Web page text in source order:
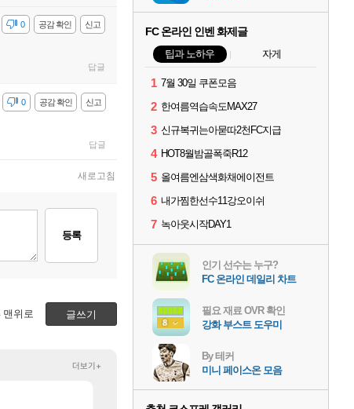
신고
공감 확인
0
답글
신고
공감 확인
0
답글
새로고침
등록
글쓰기
맨위로
더보기+
FC 온라인 인벤 화제글
팁과 노하우 자게
1 7월 30일 쿠폰모음
2 한여름역습속도MAX27
3 신규복귀는아묻따2천FC지급
4 HOT8월밤골폭죽R12
5 올여름엔삼색화채에이전트
6 내가찜한선수11강오이쉬
7 녹아웃시작DAY1
인기 선수는 누구?
FC 온라인 데일리 차트
필요 재료 OVR 확인
강화 부스트 도우미
By 테커
미니 페이스온 모음